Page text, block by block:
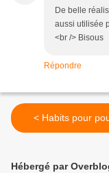
De belle
aussi utilisée
<br /> Bisous
Répondre
< Habits pour
Hébergé par